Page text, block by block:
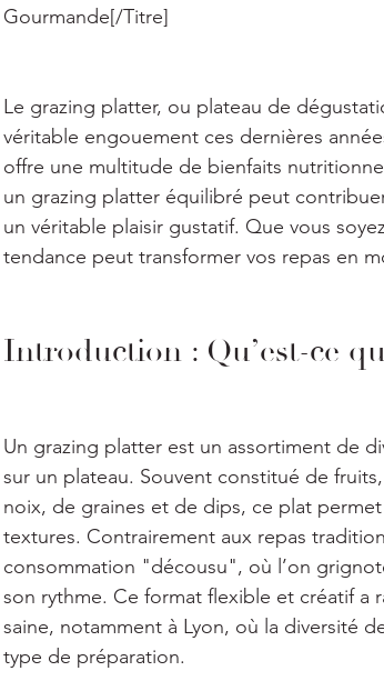
Gourmande[/Titre]
Le grazing platter, ou plateau de
véritable engouement ces dernières
offre une multitude de bienfaits
un grazing platter équilibré peut
un véritable plaisir gustatif. Que vous
tendance peut transformer vos repas en
Introduction : Qu’est-ce
Un grazing platter est un assortiment de
sur un plateau. Souvent constitué de
noix, de graines et de dips, ce plat
textures. Contrairement aux repas
consommation "décousu", où l’on
son rythme. Ce format flexible et créatif a
saine, notamment à Lyon, où la diversité
type de préparation.